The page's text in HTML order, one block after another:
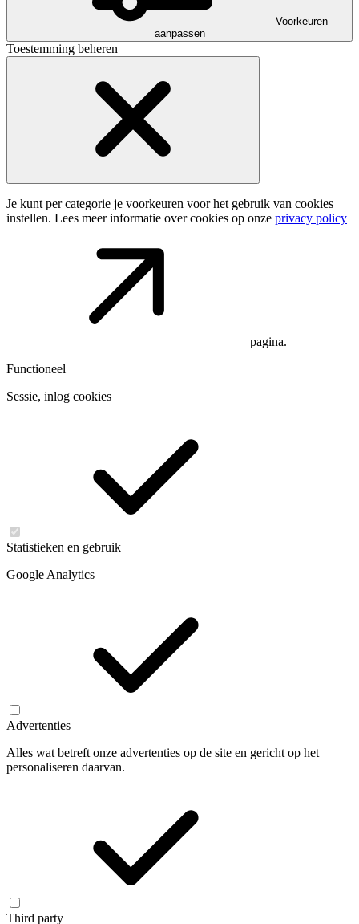
Voorkeuren
aanpassen
Toestemming beheren
Je kunt per categorie je voorkeuren voor het gebruik van cookies
instellen. Lees meer informatie over cookies op onze privacy policy
pagina.
Functioneel
Sessie, inlog cookies
Statistieken en gebruik
Google Analytics
Advertenties
Alles wat betreft onze advertenties op de site en gericht op het
personaliseren daarvan.
Third party